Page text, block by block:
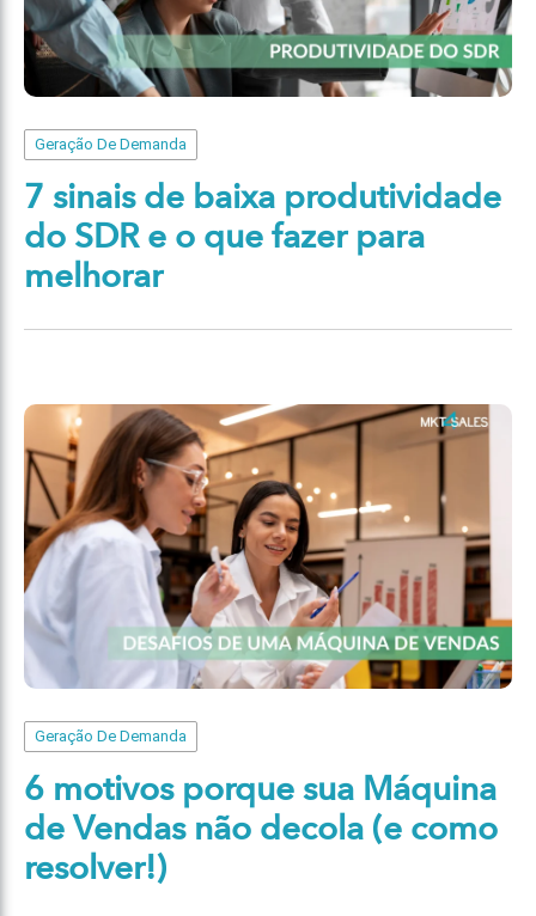
Geração De Demanda
7 sinais de baixa produtividade
do SDR e o que fazer para
melhorar
Geração De Demanda
6 motivos porque sua Máquina
de Vendas não decola (e como
resolver!)